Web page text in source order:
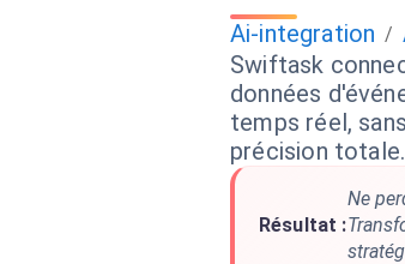
Ai-integration /
Swiftask
données
temps réel,
précision totale.
Résultat :
Ne